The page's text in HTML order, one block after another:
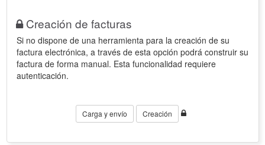
Creación de facturas
Si no dispone de una herramienta para la creación de su
factura electrónica, a través de esta opción podrá construir su
factura de forma manual. Esta funcionalidad requiere
autenticación.
Carga y envío Creación